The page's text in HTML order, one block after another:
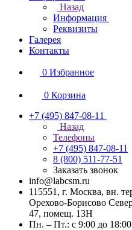
Назад
Информация
Реквизиты
Галерея
Контакты
0 Избранное
0 Корзина
+7 (495) 847-08-11
Назад
Телефоны
+7 (495) 847-08-11
8 (800) 511-77-51
Заказать звонок
info@labcsm.ru
115551, г. Москва, вн.
Орехово-Борисово
47, помещ. 13Н
Пн. – Пт.: с 9:00 до 18:00